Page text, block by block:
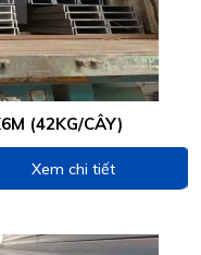
(42KG/CÂY)
Xem chi tiết